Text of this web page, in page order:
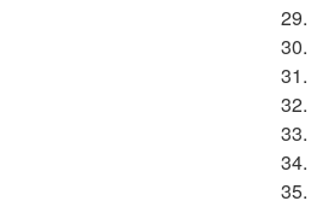
29.
30.
31.
32.
33.
34.
35.